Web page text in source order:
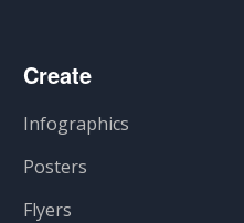
Create
Infographics
Posters
Flyers